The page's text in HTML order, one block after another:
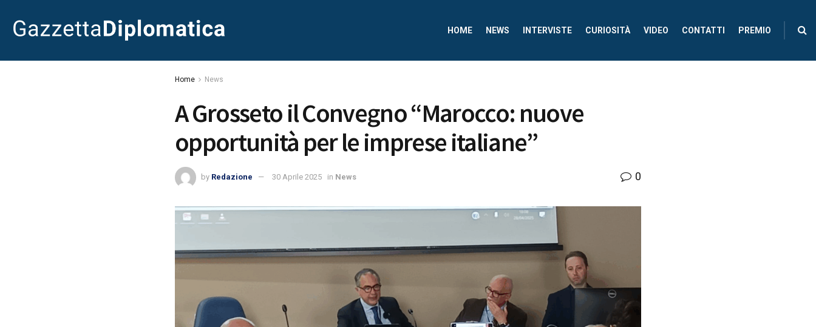
HOME NEWS INTERVISTE CURIOSITÀ VIDEO CONTATTI PREMIO
Home News
A Grosseto il Convegno “Marocco: nuove
opportunità per le imprese italiane”
by Redazione 30 Aprile 2025 in News 0